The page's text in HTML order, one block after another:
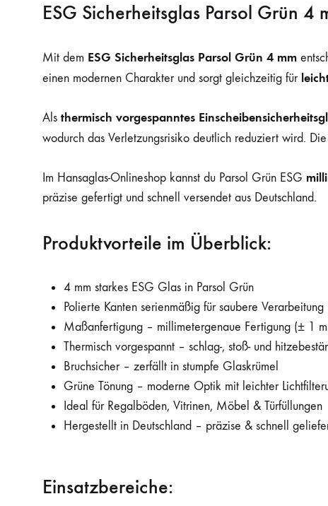
ESG Sicherheitsglas Parsol Grün
Mit dem ESG Sicherheitsglas Parsol Grün 4 mm
einen modernen Charakter und sorgt gleichzeitig für
Als thermisch vorgespanntes
wodurch das Verletzungsrisiko deutlich reduziert wird.
Im Hansaglas-Onlineshop kannst du Parsol Grün ESG
präzise gefertigt und schnell versendet aus Deutschland.
Produktvorteile im Überblick:
4 mm starkes ESG Glas in Parsol Grün
Polierte Kanten serienmäßig für saubere Verarbeitung
Maßanfertigung – millimetergenaue Fertigung (± 1
Thermisch vorgespannt – schlag-, stoß- und
Bruchsicher – zerfällt in stumpfe Glaskrümel
Grüne Tönung – moderne Optik mit leichter
Ideal für Regalböden, Vitrinen, Möbel & Türfüllungen
Hergestellt in Deutschland – präzise & schnell
Einsatzbereiche: